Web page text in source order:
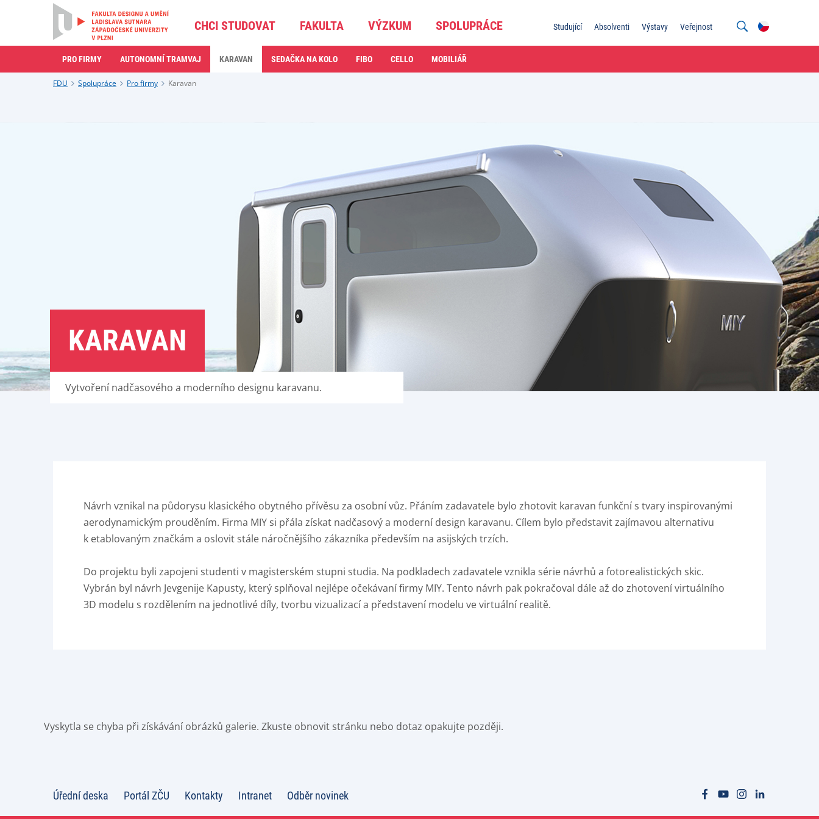
CHCI STUDOVAT FAKULTA VÝZKUM SPOLUPRÁCE Studující Absolventi Výstavy Veřejnost
PRO FIRMY AUTONOMNÍ TRAMVAJ KARAVAN SEDAČKA NA KOLO FIBO CELLO MOBILIÁŘ
FDU Spolupráce Pro firmy Karavan
KARAVAN
Vytvoření nadčasového a moderního designu karavanu.
Návrh vznikal na půdorysu klasického obytného přívěsu za osobní vůz. Přáním zadavatele bylo zhotovit karavan funkční s tvary inspirovanými
aerodynamickým prouděním. Firma MIY si přála získat nadčasový a moderní design karavanu. Cílem bylo představit zajímavou alternativu
k etablovaným značkám a oslovit stále náročnějšího zákazníka především na asijských trzích.
Do projektu byli zapojeni studenti v magisterském stupni studia. Na podkladech zadavatele vznikla série návrhů a fotorealistických skic.
Vybrán byl návrh Jevgenije Kapusty, který splňoval nejlépe očekávaní firmy MIY. Tento návrh pak pokračoval dále až do zhotovení virtuálního
3D modelu s rozdělením na jednotlivé díly, tvorbu vizualizací a představení modelu ve virtuální realitě.
Vyskytla se chyba při získávání obrázků galerie. Zkuste obnovit stránku nebo dotaz opakujte později.
Úřední deska Portál ZČU Kontakty Intranet Odběr novinek